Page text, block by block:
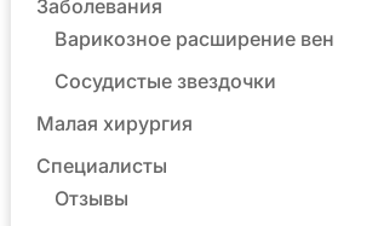
Заболевания
Варикозное расширение вен
Сосудистые звездочки
Малая хирургия
Специалисты
Отзывы